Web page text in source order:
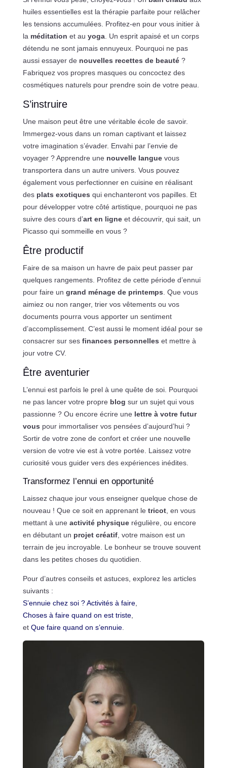
huiles essentielles est la thérapie parfaite pour relâcher
les tensions accumulées. Profitez-en pour vous initier à
la méditation et au yoga. Un esprit apaisé et un corps
détendu ne sont jamais ennuyeux. Pourquoi ne pas
aussi essayer de nouvelles recettes de beauté?
Fabriquez vos propres masques ou concoctez des
cosmétiques naturels pour prendre soin de votre peau.
S’instruire
Une maison peut être une véritable école de savoir.
Immergez-vous dans un roman captivant et laissez
votre imagination s’évader. Envahi par l’envie de
voyager ? Apprendre une nouvelle languevous
transportera dans un autre univers. Vous pouvez
également vous perfectionner en cuisine en réalisant
des plats exotiques qui enchanteront vos papilles. Et
pour développer votre côté artistique, pourquoi ne pas
suivre des cours d’art en ligneet découvrir, qui sait, un
Picasso qui sommeille en vous ?
Être productif
Faire de sa maison un havre de paix peut passer par
quelques rangements. Profitez de cette période d’ennui
pour faire un grand ménage de printemps . Que vous
aimiez ou non ranger, trier vos vêtements ou vos
documents pourra vous apporter un sentiment
d’accomplissement. C’est aussi le moment idéal pour se
consacrer sur ses finances personnelles et mettre à
jour votre CV.
Être aventurier
L’ennui est parfois le prel à une quête de soi. Pourquoi
ne pas lancer votre propre blog sur un sujet qui vous
passionne ? Ou encore écrire une lettre à votre futur
vous pour immortaliser vos pensées d’aujourd’hui ?
Sortir de votre zone de confort et créer une nouvelle
version de votre vie est à votre portée. Laissez votre
curiosité vous guider vers des expériences inédites.
Transformez l’ennui en opportunité
Laissez chaque jour vous enseigner quelque chose de
nouveau ! Que ce soit en apprenant le tricot, en vous
mettant à une activité physiquerégulière, ou encore
en débutant un projet créatif, votre maison est un
terrain de jeu incroyable. Le bonheur se trouve souvent
dans les petites choses du quotidien.
Pour d’autres conseils et astuces, explorez les articles
suivants :
S’ennuie chez soi ? Activités à faire,
Choses à faire quand on est triste,
et Que faire quand on s’ennuie.